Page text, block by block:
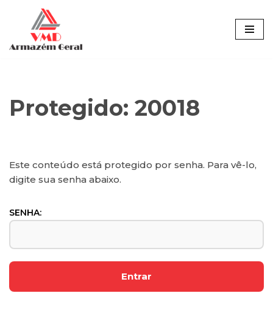
Pular
para
Protegido: 20018
Este conteúdo está protegido por senha. Para vê-lo,
digite sua senha abaixo.
SENHA: